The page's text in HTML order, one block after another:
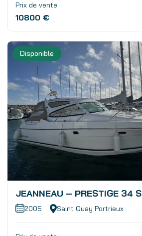
Prix de vente :
10800 €
Disponible
JEANNEAU – PRESTIGE 34 S
2005 Saint Quay Portrieux